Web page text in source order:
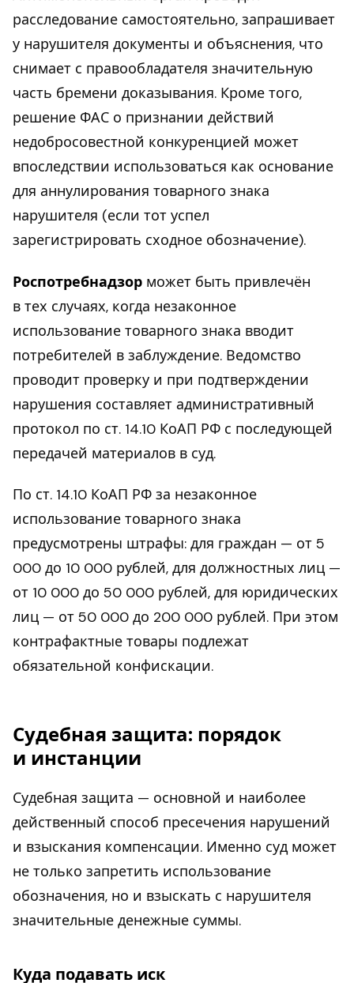
расследование самостоятельно, запрашивает
у нарушителя документы и объяснения, что
снимает с правообладателя значительную
часть бремени доказывания. Кроме того,
решение ФАС о признании действий
недобросовестной конкуренцией может
впоследствии использоваться как основание
для аннулирования товарного знака
нарушителя (если тот успел
зарегистрировать сходное обозначение).
Роспотребнадзор может быть привлечён
в тех случаях, когда незаконное
использование товарного знака вводит
потребителей в заблуждение. Ведомство
проводит проверку и при подтверждении
нарушения составляет административный
протокол по ст. 14.10 КоАП РФ с последующей
передачей материалов в суд.
По ст. 14.10 КоАП РФ за незаконное
использование товарного знака
предусмотрены штрафы: для граждан — от 5
000 до 10 000 рублей, для должностных лиц —
от 10 000 до 50 000 рублей, для юридических
лиц — от 50 000 до 200 000 рублей. При этом
контрафактные товары подлежат
обязательной конфискации.
Судебная защита: порядок
и инстанции
Судебная защита — основной и наиболее
действенный способ пресечения нарушений
и взыскания компенсации. Именно суд может
не только запретить использование
обозначения, но и взыскать с нарушителя
значительные денежные суммы.
Куда подавать иск